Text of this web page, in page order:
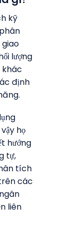
kỹ
lượng
khác
định
họ
hướng
tự,
tích
các
liên